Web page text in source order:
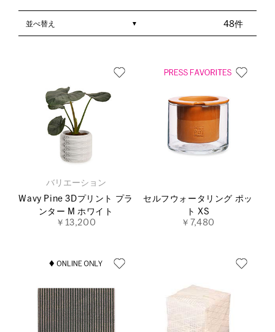
48件
並べ替え
バリエーション
Wavy Pine 3Dプリント プラ
ンター M ホワイト
￥13,200
セルフウォータリング ポッ
ト XS
￥7,480